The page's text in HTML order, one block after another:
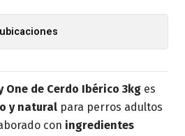
de Cerdo Ibérico 3kg es
y natural para perros adultos
con ingredientes